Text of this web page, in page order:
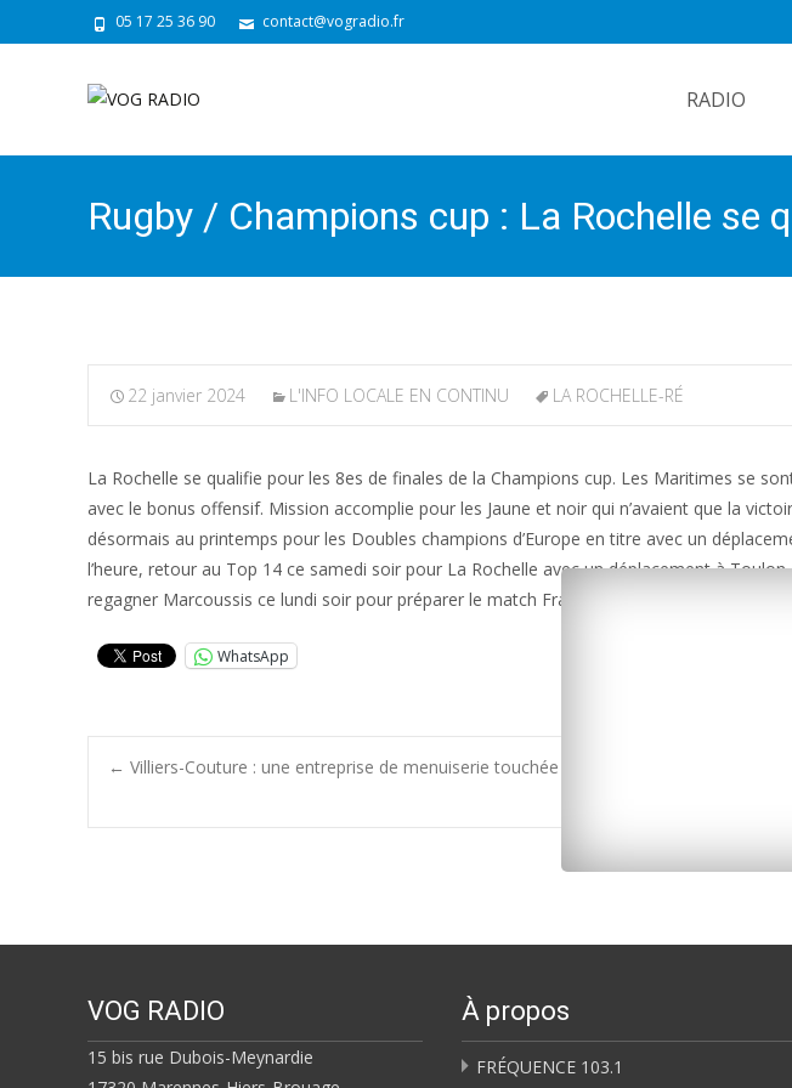
05 17 25 36 90 contact@vogradio.fr
RADIO
Rugby / Champions cup : La Rochelle se
22 janvier 2024 L'INFO LOCALE EN CONTINU LA ROCHELLE-RÉ
La Rochelle se qualifie pour les 8es de finales de la Champions cup. Les Maritimes se
avec le bonus offensif. Mission accomplie pour les Jaune et noir qui n’avaient que la
désormais au printemps pour les Doubles champions d’Europe en titre avec un
l’heure, retour au Top 14 ce samedi soir pour La Rochelle avec un déplacement à
regagner Marcoussis ce lundi soir pour préparer le match France-Irlande du tournoi des
WhatsApp
Post
← Villiers-Couture : une entreprise de menuiserie touchée par un incendie
La Tremblade : un
VOG RADIO
15 bis rue Dubois-Meynardie
À propos
FRÉQUENCE 103.1